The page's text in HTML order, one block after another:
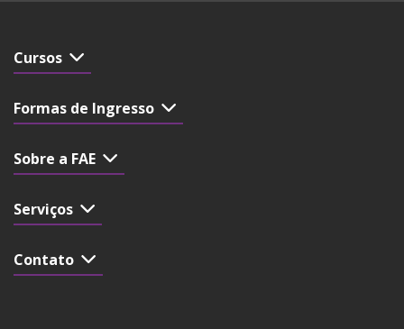
Cursos
Formas de Ingresso
Sobre a FAE
Serviços
Contato